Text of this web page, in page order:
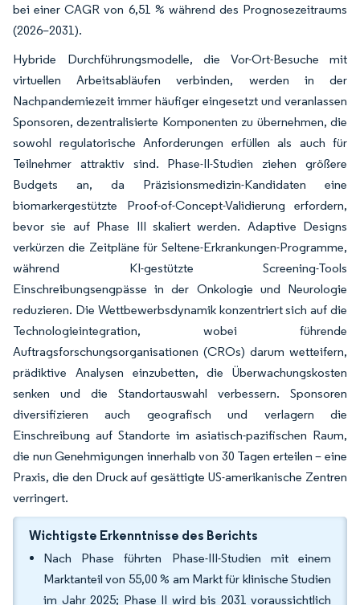
bei einer CAGR von 6,51 % während des Prognosezeitraums
(2026–2031).
Hybride Durchführungsmodelle, die Vor-Ort-Besuche mit
virtuellen Arbeitsabläufen verbinden, werden in der
Nachpandemiezeit immer häufiger eingesetzt und veranlassen
Sponsoren, dezentralisierte Komponenten zu übernehmen, die
sowohl regulatorische Anforderungen erfüllen als auch für
Teilnehmer attraktiv sind. Phase-II-Studien ziehen größere
Budgets an, da Präzisionsmedizin-Kandidaten eine
biomarkergestützte Proof-of-Concept-Validierung erfordern,
bevor sie auf Phase III skaliert werden. Adaptive Designs
verkürzen die Zeitpläne für Seltene-Erkrankungen-Programme,
während KI-gestützte Screening-Tools
Einschreibungsengpässe in der Onkologie und Neurologie
reduzieren. Die Wettbewerbsdynamik konzentriert sich auf die
Technologieintegration, wobei führende
Auftragsforschungsorganisationen (CROs) darum wetteifern,
prädiktive Analysen einzubetten, die Überwachungskosten
senken und die Standortauswahl verbessern. Sponsoren
diversifizieren auch geografisch und verlagern die
Einschreibung auf Standorte im asiatisch-pazifischen Raum,
die nun Genehmigungen innerhalb von 30 Tagen erteilen – eine
Praxis, die den Druck auf gesättigte US-amerikanische Zentren
verringert.
Wichtigste Erkenntnisse des Berichts
Nach Phase führten Phase-III-Studien mit einem
Marktanteil von 55,00 % am Markt für klinische Studien
im Jahr 2025; Phase II wird bis 2031 voraussichtlich